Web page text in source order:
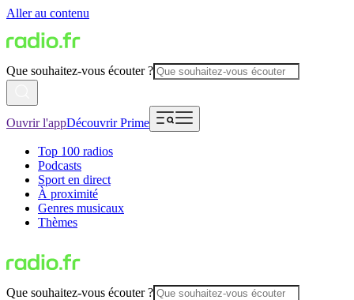
Aller au contenu
Que souhaitez-vous écouter ?
Ouvrir l'appDécouvrir Prime
Top 100 radios
Podcasts
Sport en direct
À proximité
Genres musicaux
Thèmes
Que souhaitez-vous écouter ?